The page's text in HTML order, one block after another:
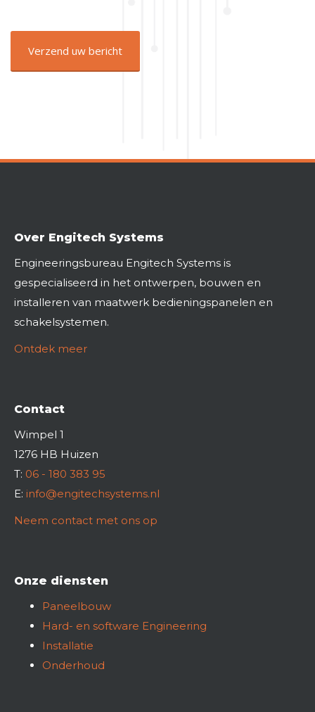
Over Engitech Systems
Engineeringsbureau Engitech Systems is
gespecialiseerd in het ontwerpen, bouwen en
installeren van maatwerk bedieningspanelen en
schakelsystemen.
Ontdek meer
Contact
Wimpel 1
1276 HB Huizen
T: 06 - 180 383 95
E: info@engitechsystems.nl
Neem contact met ons op
Onze diensten
Paneelbouw
Hard- en software Engineering
Installatie
Onderhoud